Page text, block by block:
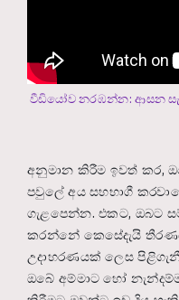
වීඩියෝව නරඹන්න: ආසන
අනුමාන කිරීම ඉවත් කර,
පවුලේ අය සහභාගී
ගැළපෙන්න. එකට, ඔබට
කරන්නේ කෙසේදැයි
උදාහරණයක් ලෙස
ඔබේ අම්මාට හෝ